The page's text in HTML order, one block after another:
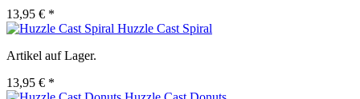
13,95 € *
Huzzle Cast Spiral
Artikel auf Lager.
13,95 € *